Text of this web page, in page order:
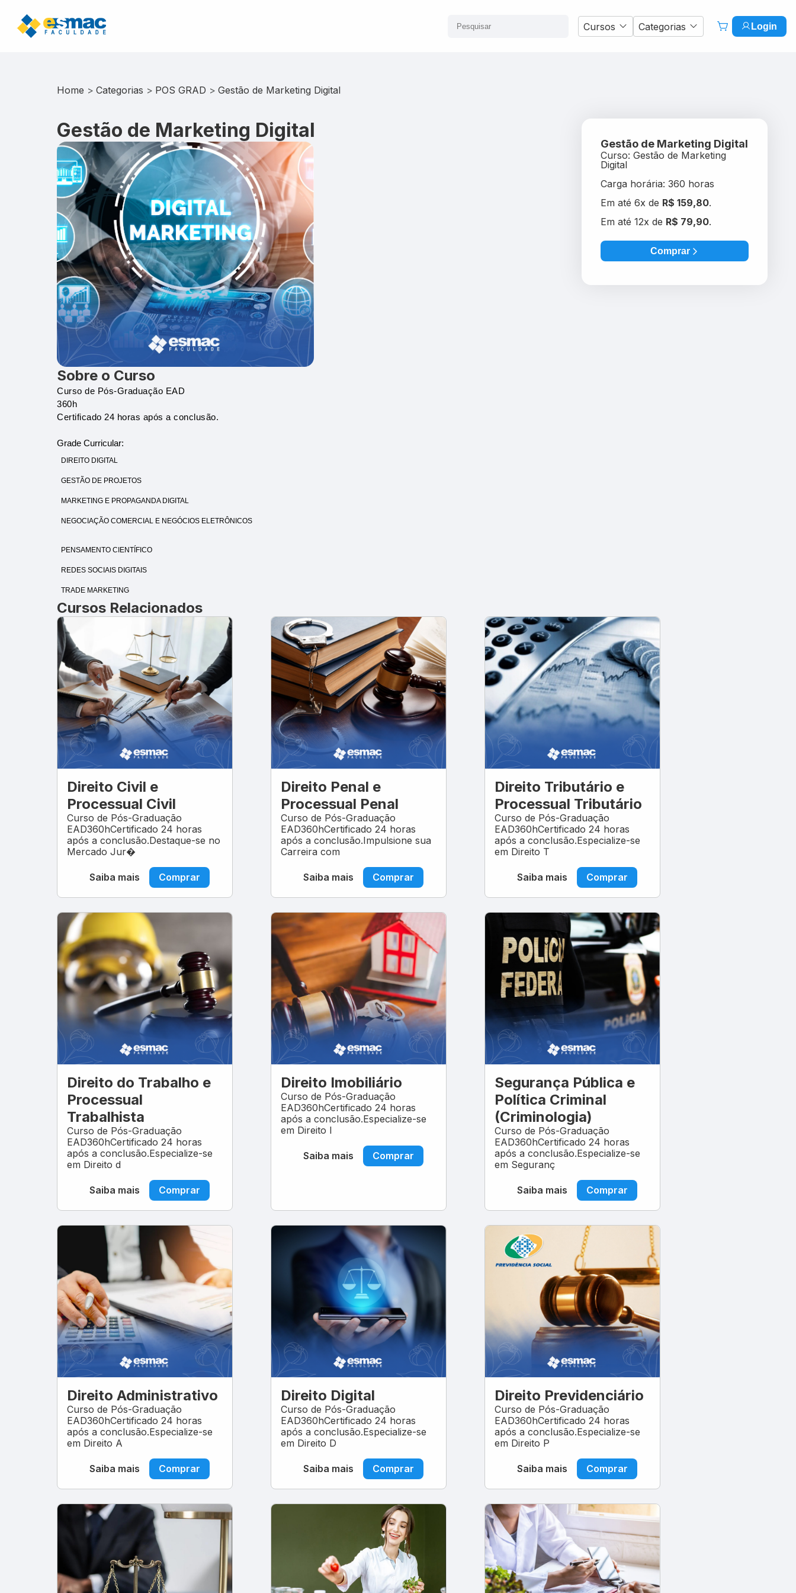
Cursos Categorias Login
Home > Categorias > POS GRAD > Gestão de Marketing Digital
Gestão de Marketing Digital
Sobre o Curso
Curso de Pós-Graduação EAD
360h
Certificado 24 horas após a conclusão.
Grade Curricular:
DIREITO DIGITAL
GESTÃO DE PROJETOS
MARKETING E PROPAGANDA DIGITAL
NEGOCIAÇÃO COMERCIAL E NEGÓCIOS ELETRÔNICOS
PENSAMENTO CIENTÍFICO
REDES SOCIAIS DIGITAIS
TRADE MARKETING
Cursos Relacionados
Direito Civil e
Processual Civil
Curso de Pós-Graduação
EAD360hCertificado 24 horas
após a conclusão.Destaque-se no
Mercado Jur�
Saiba mais Comprar
Direito Penal e
Processual Penal
Curso de Pós-Graduação
EAD360hCertificado 24 horas
após a conclusão.Impulsione sua
Carreira com
Saiba mais Comprar
Direito Tributário e
Processual Tributário
Curso de Pós-Graduação
EAD360hCertificado 24 horas
após a conclusão.Especialize-se
em Direito T
Saiba mais Comprar
Direito do Trabalho e
Processual
Trabalhista
Curso de Pós-Graduação
EAD360hCertificado 24 horas
após a conclusão.Especialize-se
em Direito d
Saiba mais Comprar
Direito Imobiliário
Curso de Pós-Graduação
EAD360hCertificado 24 horas
após a conclusão.Especialize-se
em Direito I
Saiba mais Comprar
Segurança Pública e
Política Criminal
(Criminologia)
Curso de Pós-Graduação
EAD360hCertificado 24 horas
após a conclusão.Especialize-se
em Seguranç
Saiba mais Comprar
Direito Administrativo
Curso de Pós-Graduação
EAD360hCertificado 24 horas
após a conclusão.Especialize-se
em Direito A
Saiba mais Comprar
Direito Digital
Curso de Pós-Graduação
EAD360hCertificado 24 horas
após a conclusão.Especialize-se
em Direito D
Saiba mais Comprar
Direito Previdenciário
Curso de Pós-Graduação
EAD360hCertificado 24 horas
após a conclusão.Especialize-se
em Direito P
Saiba mais Comprar
Gestão de Marketing Digital
Curso: Gestão de Marketing
Digital
Carga horária: 360 horas
Em até 6x de R$ 159,80.
Em até 12x de R$ 79,90.
Comprar